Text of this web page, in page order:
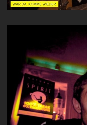
Silvester